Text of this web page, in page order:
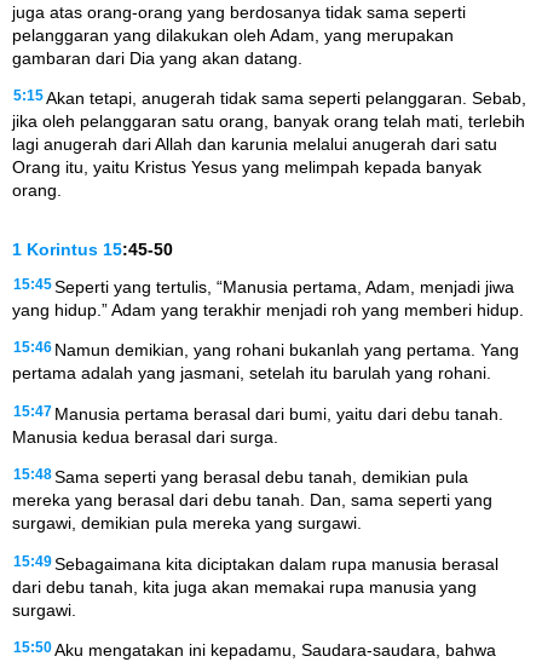
juga atas orang-orang yang berdosanya tidak sama seperti
pelanggaran yang dilakukan oleh Adam, yang merupakan
gambaran dari Dia yang akan datang.
5:15Akan tetapi, anugerah tidak sama seperti pelanggaran. Sebab,
jika oleh pelanggaran satu orang, banyak orang telah mati, terlebih
lagi anugerah dari Allah dan karunia melalui anugerah dari satu
Orang itu, yaitu Kristus Yesus yang melimpah kepada banyak
orang.
1 Korintus 15:45-50
15:45Seperti yang tertulis, “Manusia pertama, Adam, menjadi jiwa
yang hidup.” Adam yang terakhir menjadi roh yang memberi hidup.
15:46 Namun demikian, yang rohani bukanlah yang pertama. Yang
pertama adalah yang jasmani, setelah itu barulah yang rohani.
15:47 Manusia pertama berasal dari bumi, yaitu dari debu tanah.
Manusia kedua berasal dari surga.
15:48Sama seperti yang berasal debu tanah, demikian pula
mereka yang berasal dari debu tanah. Dan, sama seperti yang
surgawi, demikian pula mereka yang surgawi.
15:49Sebagaimana kita diciptakan dalam rupa manusia berasal
dari debu tanah, kita juga akan memakai rupa manusia yang
surgawi.
15:50Aku mengatakan ini kepadamu, Saudara-saudara, bahwa